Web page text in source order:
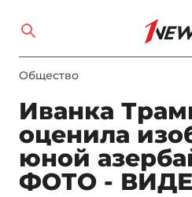
Общество
Иванка
оценила
юной
ФОТО -